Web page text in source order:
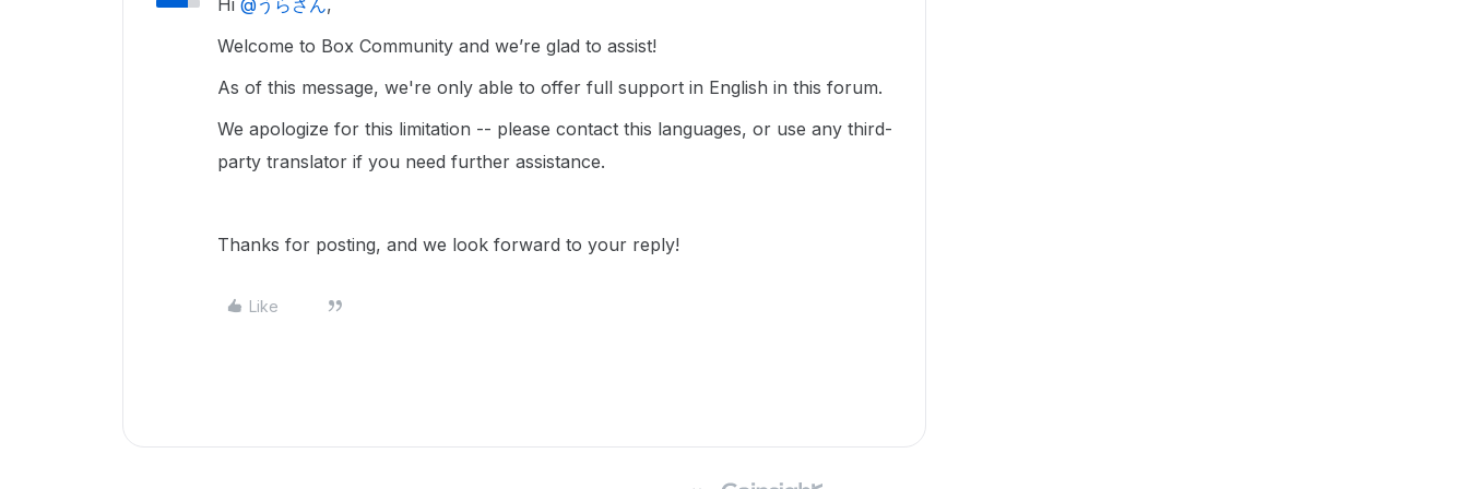
Hi ​ @うらさん,
Welcome to Box Community and we’re glad to assist!
As of this message, we're only able to offer full support in English in this forum.
We apologize for this limitation -- please contact this languages, or use any third-
party translator if you need further assistance.
Thanks for posting, and we look forward to your reply!
Like